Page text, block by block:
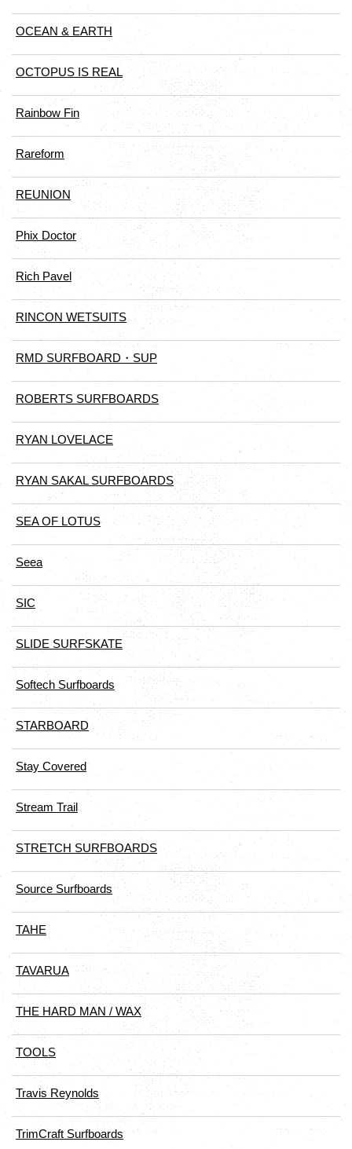
OCEAN & EARTH
OCTOPUS IS REAL
Rainbow Fin
Rareform
REUNION
Phix Doctor
Rich Pavel
RINCON WETSUITS
RMD SURFBOARD・SUP
ROBERTS SURFBOARDS
RYAN LOVELACE
RYAN SAKAL SURFBOARDS
SEA OF LOTUS
Seea
SIC
SLIDE SURFSKATE
Softech Surfboards
STARBOARD
Stay Covered
Stream Trail
STRETCH SURFBOARDS
Source Surfboards
TAHE
TAVARUA
THE HARD MAN / WAX
TOOLS
Travis Reynolds
TrimCraft Surfboards